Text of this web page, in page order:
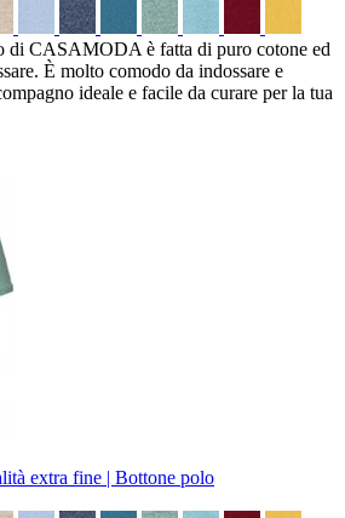
di CASAMODA è fatta di puro cotone ed
È molto comodo da indossare e
ideale e facile da curare per la tua
extra fine | Bottone polo